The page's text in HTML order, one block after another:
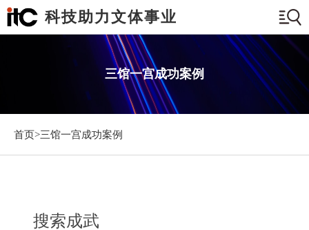
科技助力文体事业
三馆一宫成功案例
首页>三馆一宫成功案例
搜索成武